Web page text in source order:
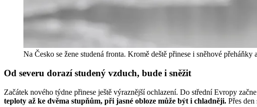
Na Česko se žene studená fronta. Kromě deště přinese i sněhové
Od severu dorazí studený vzduch, bude i sněžit
Začátek nového týdne přinese ještě výraznější ochlazení. Do střední Evropy
teploty až ke dvěma stupňům, při jasné obloze může být i chladněji. Přes